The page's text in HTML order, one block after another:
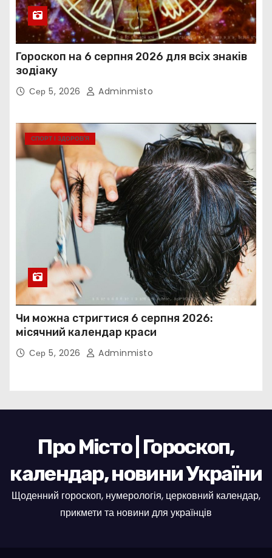
Гороскоп на 6 серпня 2026 для всіх знаків
зодіаку
Сер 5, 2026 Adminmisto
СПОРТ І ЗДОРОВ’Я
Чи можна стригтися 6 серпня 2026:
місячний календар краси
Сер 5, 2026 Adminmisto
Про Місто | Гороскоп,
календар, новини України
Щоденний гороскоп, нумерологія, церковний календар,
прикмети та новини для українців